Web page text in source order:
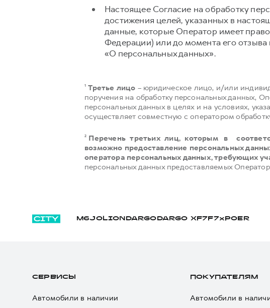
Настоящее Согласие на обработку
достижения целей, указанных в
данные, которые Оператор имеет
Федерации) или до момента его отзыва
«О персональных данных».
¹Третье лицо – юридическое лицо, и/или
поручения на обработку персональных данных,
персональных данных в целях и на условиях,
осуществляет совместную с оператором
² Перечень третьих лиц, которым в
возможно предоставление персональных
оператора персональных данных, требующих
персональных данных предоставляемых
M6JOLION DARGO DARGO Х F7 F7x POER
СЕРВИСЫ
Автомобили в наличии
ПОКУПАТЕЛЯМ
Автомобили в